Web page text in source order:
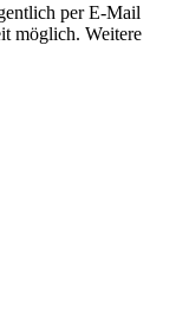
per E-Mail
möglich. Weitere